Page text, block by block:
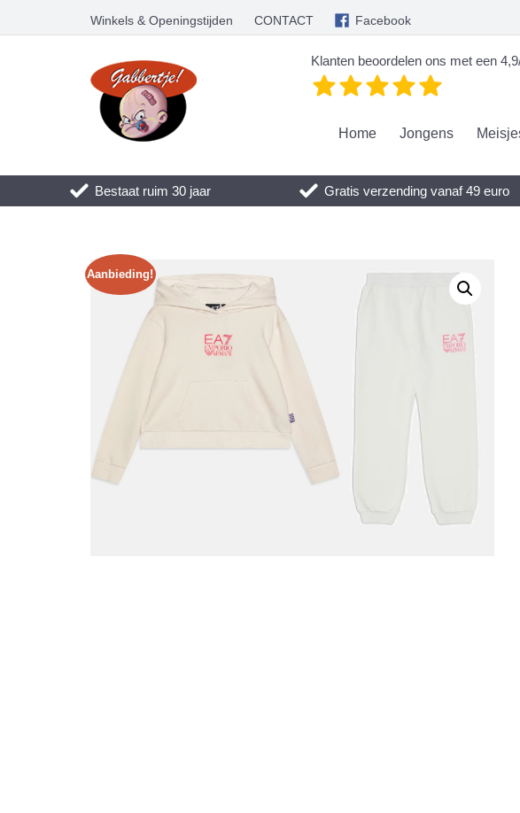
Winkels & Openingstijden CONTACT Facebook
Klanten beoordelen ons met een
Home Jongens
Bestaat ruim 30 jaar Gratis verzending vanaf 49 euro
Aanbieding!